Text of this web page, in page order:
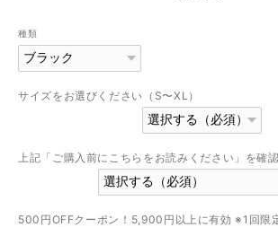
種類
サイズをお選びください（S〜XL）
上記「ご購入前にこちらをお読みください」を確
500円OFFクーポン！5,900円以上に有効 ※1回限